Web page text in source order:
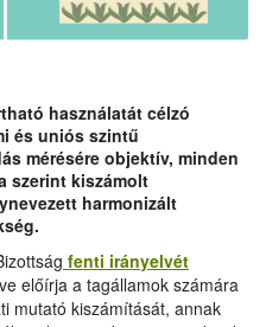
használatát célzó
és uniós szintű
mérésére objektív, minden
szerint kiszámolt
harmonizált
fenti irányelvét
előírja a tagállamok számára
mutató kiszámítását, annak